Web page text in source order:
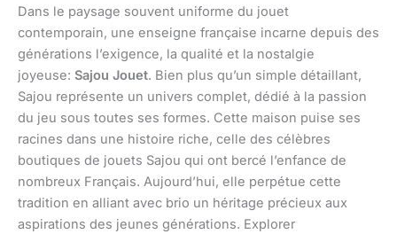
Dans le paysage souvent uniforme du jouet
contemporain, une enseigne française incarne depuis des
générations l’exigence, la qualité et la nostalgie
joyeuse: Sajou Jouet. Bien plus qu’un simple détaillant,
Sajou représente un univers complet, dédié à la passion
du jeu sous toutes ses formes. Cette maison puise ses
racines dans une histoire riche, celle des célèbres
boutiques de jouets Sajou qui ont bercé l’enfance de
nombreux Français. Aujourd’hui, elle perpétue cette
tradition en alliant avec brio un héritage précieux aux
aspirations des jeunes générations. Explorer